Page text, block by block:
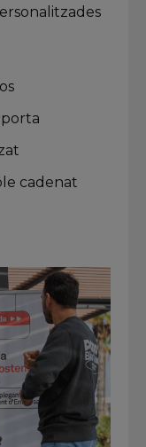
cadenat